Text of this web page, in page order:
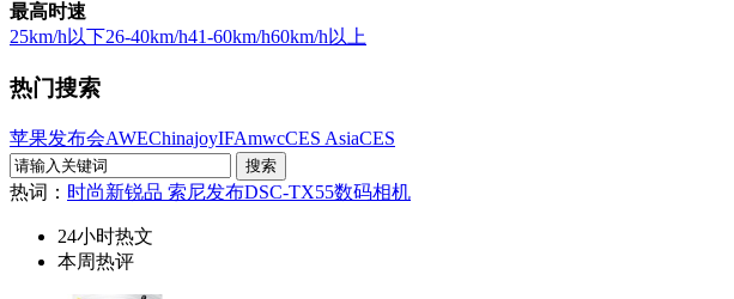
最高时速
25km/h以下26-40km/h41-60km/h60km/h以上
热门搜索
苹果发布会AWEChinajoyIFAmwcCES AsiaCES
热词： 时尚新锐品 索尼发布DSC-TX55数码相机
24小时热文
本周热评